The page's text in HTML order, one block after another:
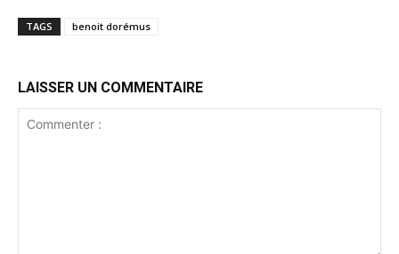
TAGS benoit dorémus
LAISSER UN COMMENTAIRE